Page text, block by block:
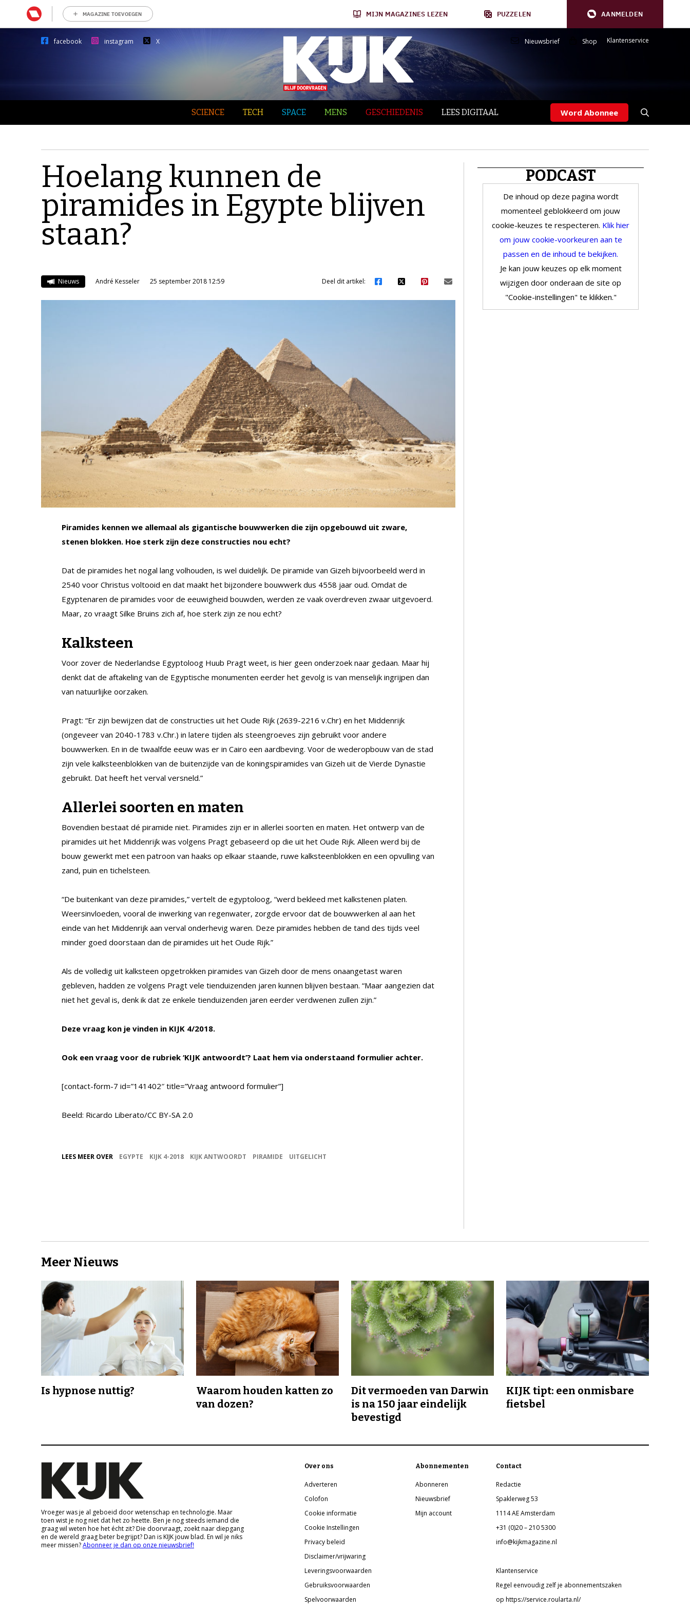
MAGAZINE TOEVOEGEN MIJN MAGAZINES LEZEN PUZZELEN AANMELDEN
facebook instagram X Nieuwsbrief Shop Klantenservice
SCIENCE TECH SPACE MENS GESCHIEDENIS LEES DIGITAAL Word Abonnee
Hoelang kunnen de
piramides in Egypte blijven
staan?
Nieuws André Kesseler 25 september 2018 12:59 Deel dit artikel:
Piramides kennen we allemaal als gigantische bouwwerken die zijn opgebouwd uit zware,
stenen blokken. Hoe sterk zijn deze constructies nou echt?
Dat de piramides het nogal lang volhouden, is wel duidelijk. De piramide van Gizeh bijvoorbeeld werd in
2540 voor Christus voltooid en dat maakt het bijzondere bouwwerk dus 4558 jaar oud. Omdat de
Egyptenaren de piramides voor de eeuwigheid bouwden, werden ze vaak overdreven zwaar uitgevoerd.
Maar, zo vraagt Silke Bruins zich af, hoe sterk zijn ze nou echt?
Kalksteen
Voor zover de Nederlandse Egyptoloog Huub Pragt weet, is hier geen onderzoek naar gedaan. Maar hij
denkt dat de aftakeling van de Egyptische monumenten eerder het gevolg is van menselijk ingrijpen dan
van natuurlijke oorzaken.
Pragt: “Er zijn bewijzen dat de constructies uit het Oude Rijk (2639-2216 v.Chr) en het Middenrijk
(ongeveer van 2040-1783 v.Chr.) in latere tijden als steengroeves zijn gebruikt voor andere
bouwwerken. En in de twaalfde eeuw was er in Cairo een aardbeving. Voor de wederopbouw van de stad
zijn vele kalksteenblokken van de buitenzijde van de koningspiramides van Gizeh uit de Vierde Dynastie
gebruikt. Dat heeft het verval versneld.”
Allerlei soorten en maten
Bovendien bestaat dé piramide niet. Piramides zijn er in allerlei soorten en maten. Het ontwerp van de
piramides uit het Middenrijk was volgens Pragt gebaseerd op die uit het Oude Rijk. Alleen werd bij de
bouw gewerkt met een patroon van haaks op elkaar staande, ruwe kalksteenblokken en een opvulling van
zand, puin en tichelsteen.
“De buitenkant van deze piramides,” vertelt de egyptoloog, “werd bekleed met kalkstenen platen.
Weersinvloeden, vooral de inwerking van regenwater, zorgde ervoor dat de bouwwerken al aan het
einde van het Middenrijk aan verval onderhevig waren. Deze piramides hebben de tand des tijds veel
minder goed doorstaan dan de piramides uit het Oude Rijk.”
Als de volledig uit kalksteen opgetrokken piramides van Gizeh door de mens onaangetast waren
gebleven, hadden ze volgens Pragt vele tienduizenden jaren kunnen blijven bestaan. “Maar aangezien dat
niet het geval is, denk ik dat ze enkele tienduizenden jaren eerder verdwenen zullen zijn.”
Deze vraag kon je vinden in KIJK 4/2018.
Ook een vraag voor de rubriek ‘KIJK antwoordt’? Laat hem via onderstaand formulier achter.
[contact-form-7 id=”141402″ title=”Vraag antwoord formulier”]
Beeld: Ricardo Liberato/CC BY-SA 2.0
LEES MEER OVER EGYPTE KIJK 4-2018 KIJK ANTWOORDT PIRAMIDE UITGELICHT
PODCAST
De inhoud op deze pagina wordt
momenteel geblokkeerd om jouw
cookie-keuzes te respecteren. Klik hier
om jouw cookie-voorkeuren aan te
passen en de inhoud te bekijken.
Je kan jouw keuzes op elk moment
wijzigen door onderaan de site op
"Cookie-instellingen" te klikken."
Meer Nieuws
Is hypnose nuttig?
Waarom houden katten zo
van dozen?
Dit vermoeden van Darwin
is na 150 jaar eindelijk
bevestigd
KIJK tipt: een onmisbare
fietsbel
Vroeger was je al geboeid door wetenschap en technologie. Maar
toen wist je nog niet dat het zo heette. Ben je nog steeds iemand die
graag wil weten hoe het écht zit? Die doorvraagt, zoekt naar diepgang
en de wereld graag beter begrijpt? Dan is KIJK jouw blad. En wil je niks
meer missen?Abonneer je dan op onze nieuwsbrief!
Over ons
Adverteren
Colofon
Cookie informatie
Cookie Instellingen
Privacy beleid
Disclaimer/vrijwaring
Leveringsvoorwaarden
Gebruiksvoorwaarden
Spelvoorwaarden
Abonnementen
Abonneren
Nieuwsbrief
Mijn account
Contact
Redactie
Spaklerweg 53
1114 AE Amsterdam
+31 (0)20 – 210 5300
info@kijkmagazine.nl
Klantenservice
Regel eenvoudig zelf je abonnementszaken
op https://service.roularta.nl/